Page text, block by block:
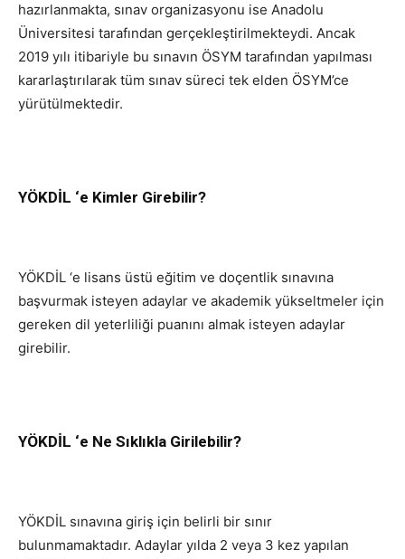
hazırlanmakta, sınav organizasyonu ise Anadolu
Üniversitesi tarafından gerçekleştirilmekteydi. Ancak
2019 yılı itibariyle bu sınavın ÖSYM tarafından yapılması
kararlaştırılarak tüm sınav süreci tek elden ÖSYM’ce
yürütülmektedir.
YÖKDİL ‘e Kimler Girebilir?
YÖKDİL ‘e lisans üstü eğitim ve doçentlik sınavına
başvurmak isteyen adaylar ve akademik yükseltmeler için
gereken dil yeterliliği puanını almak isteyen adaylar
girebilir.
YÖKDİL ‘e Ne Sıklıkla Girilebilir?
YÖKDİL sınavına giriş için belirli bir sınır
bulunmamaktadır. Adaylar yılda 2 veya 3 kez yapılan